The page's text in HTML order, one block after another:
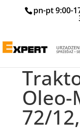
pn-pt 9:00-
Mac Mistral 72/
Traktory
72/